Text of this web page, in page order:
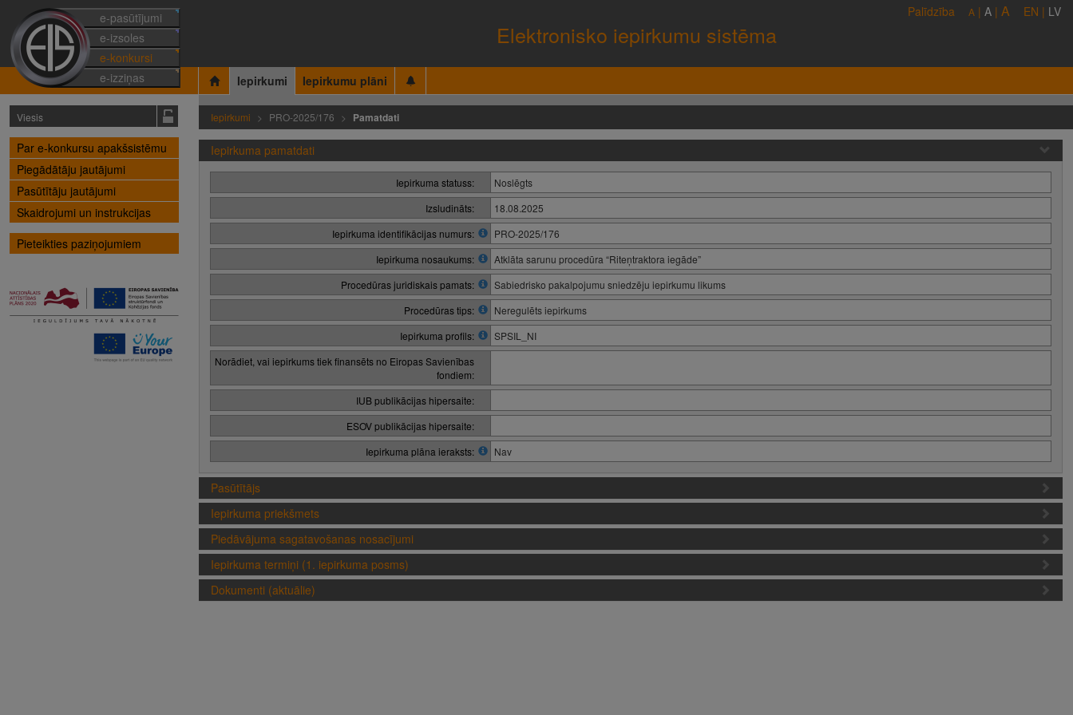
e-pasūtījumi
e-izsoles
e-konkursi
e-izziņas
Elektronisko iepirkumu sistēma
Palīdzība A | A | A EN | LV
Iepirkumi Iepirkumu plāni
Viesis
Par e-konkursu apakšsistēmu
Piegādātāju jautājumi
Pasūtītāju jautājumi
Skaidrojumi un instrukcijas
Pieteikties paziņojumiem
Iepirkumi PRO-2025/176 Pamatdati
Iepirkuma pamatdati
Iepirkuma statuss:
Noslēgts
Izsludināts:
18.08.2025
Iepirkuma identifikācijas numurs:
PRO-2025/176
Iepirkuma nosaukums:
Atklāta sarunu procedūra “Riteņtraktora iegāde”
Procedūras juridiskais pamats:
Sabiedrisko pakalpojumu sniedzēju iepirkumu likums
Procedūras tips:
Neregulēts iepirkums
Iepirkuma profils:
SPSIL_NI
Norādiet, vai iepirkums tiek finansēts no Eiropas Savienības
fondiem:
IUB publikācijas hipersaite:
ESOV publikācijas hipersaite:
Iepirkuma plāna ieraksts:
Nav
Pasūtītājs
Iepirkuma priekšmets
Piedāvājuma sagatavošanas nosacījumi
Iepirkuma termiņi (1. iepirkuma posms)
Dokumenti (aktuālie)